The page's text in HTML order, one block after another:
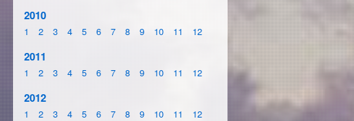
2010
1 2 3 4 5 6 7 8 9 10 11 12
2011
1 2 3 4 5 6 7 8 9 10 11 12
2012
1 2 3 4 5 6 7 8 9 10 11 12